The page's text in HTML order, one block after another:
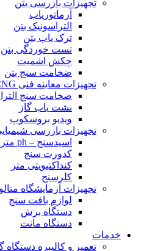
تجهیزات بازرسی بتن
آرماتوریاب
التراسونیک بتن
ترک یاب بتن
تست خوردگی بتن
چکش اشمیت
ضخامت سنج بتن
تجهیزات معاینه فنی CNG
ضخامت سنج
نشت یاب گاز
ویدیو بروسکوپ
تجهیزات بازرسی
اسیدسنج – ph متر – نمک سنج
کدورت سنج
کنداکتیویتی متر
کلرسنج
تجهیزات آزمایشگاه
لوازم بافت سنج
دستگاه برش
دستگاه مانت
خدمات